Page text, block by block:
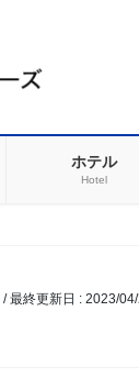
ホテル
Hotel
/ 最終更新日 : 2023/